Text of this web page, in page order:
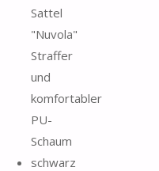
Sattel
"Nuvola"
Straffer
und
komfortabler
PU-
Schaum
schwarz